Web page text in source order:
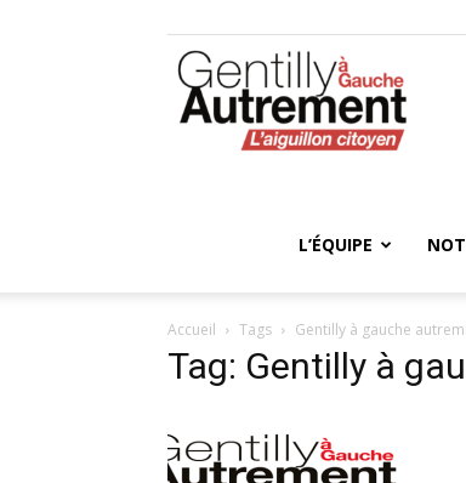
L’ÉQUIPE
Accueil Tags Gentilly à gauche
Tag: Gentilly à